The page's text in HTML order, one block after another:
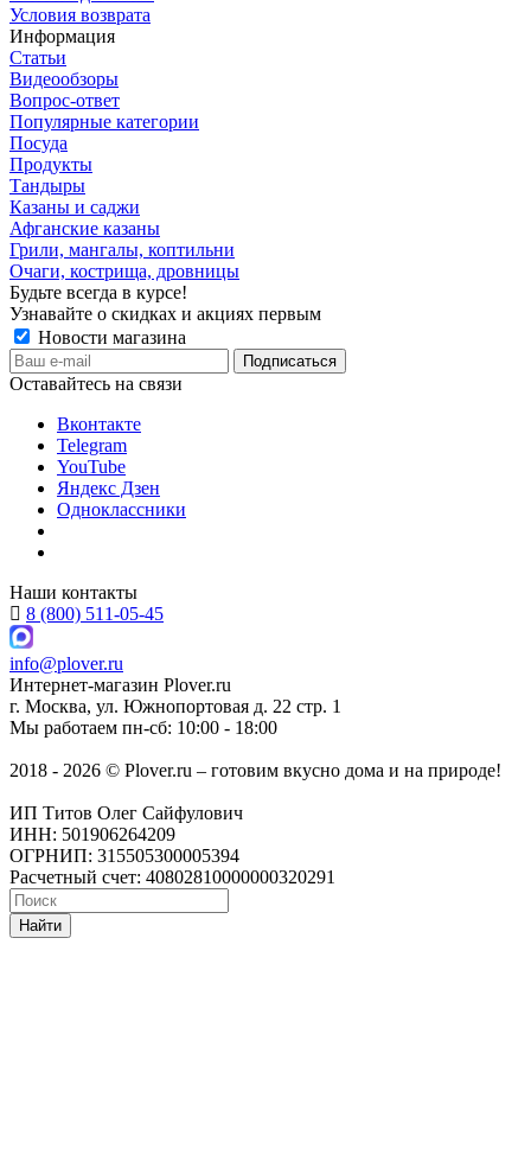
Условия возврата
Информация
Статьи
Видеообзоры
Вопрос-ответ
Популярные категории
Посуда
Продукты
Тандыры
Казаны и саджи
Афганские казаны
Грили, мангалы, коптильни
Очаги, кострища, дровницы
Будьте всегда в курсе!
Узнавайте о скидках и акциях первым
Новости магазина
Оставайтесь на связи
Вконтакте
Telegram
YouTube
Яндекс Дзен
Одноклассники
Наши контакты
8 (800) 511-05-45
info@plover.ru
Интернет-магазин Plover.ru
г. Москва, ул. Южнопортовая д. 22 стр. 1
Мы работаем пн-сб: 10:00 - 18:00
2018 - 2026 © Plover.ru – готовим вкусно дома и на природе!
ИП Титов Олег Сайфулович
ИНН: 501906264209
ОГРНИП: 315505300005394
Расчетный счет: 40802810000000320291
Найти